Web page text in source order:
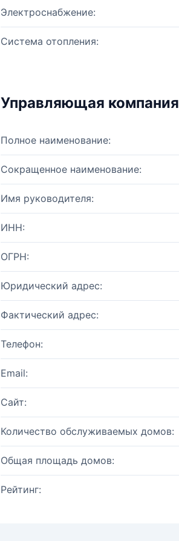
Электроснабжение:
Система отопления:
Управляющая компания
Полное наименование:
Сокращенное наименование:
Имя руководителя:
ИНН:
ОГРН:
Юридический адрес:
Фактический адрес:
Телефон:
Email:
Сайт:
Количество обслуживаемых домов:
Общая площадь домов:
Рейтинг: